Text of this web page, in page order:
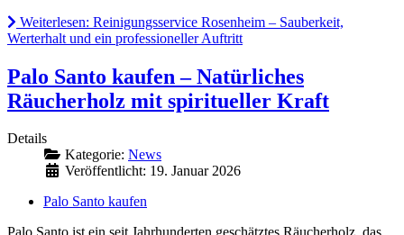
Weiterlesen: Reinigungsservice Rosenheim – Sauberkeit,
Werterhalt und ein professioneller Auftritt
Palo Santo kaufen – Natürliches
Räucherholz mit spiritueller Kraft
Details
Kategorie: News
Veröffentlicht: 19. Januar 2026
Palo Santo kaufen